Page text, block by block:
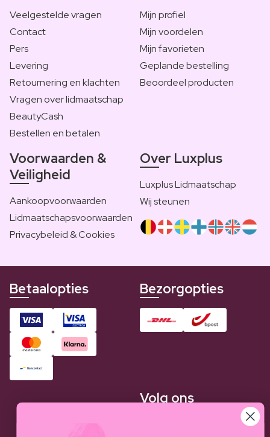
Veelgestelde vragen
Contact
Pers
Levering
Retournering en klachten
Vragen over lidmaatschap
BeautyCash
Bestellen en betalen
Mijn profiel
Mijn voordelen
Mijn favorieten
Geplande bestelling
Beoordeel producten
Voorwaarden &
Veiligheid
Aankoopvoorwaarden
Lidmaatschapsvoorwaarden
Privacybeleid & Cookies
Over Luxplus
Luxplus Lidmaatschap
Wij steunen
Betaalopties Bezorgopties
Volg ons